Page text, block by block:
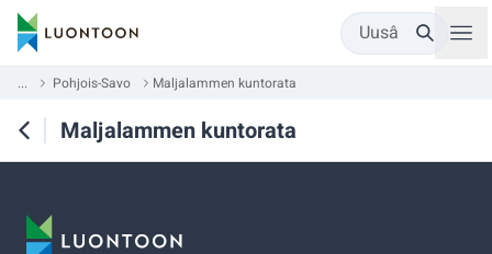
Uusâ
... Pohjois-Savo Maljalammen kuntorata
Maljalammen kuntorata